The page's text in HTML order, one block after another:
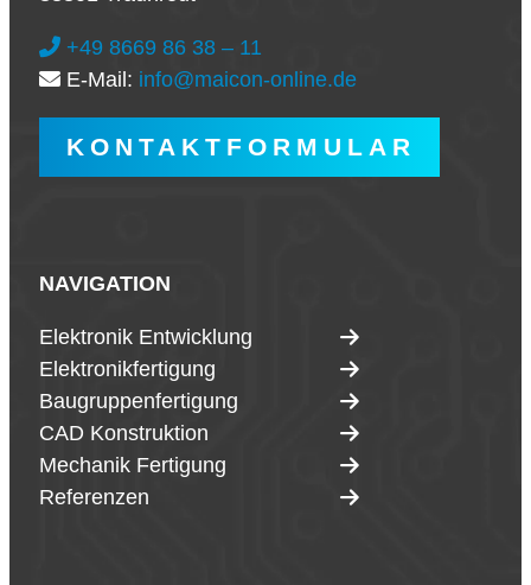
+49 8669 86 38 – 11
E-Mail: info@maicon-online.de
KONTAKTFORMULAR
NAVIGATION
Elektronik Entwicklung
Elektronikfertigung
Baugruppenfertigung
CAD Konstruktion
Mechanik Fertigung
Referenzen